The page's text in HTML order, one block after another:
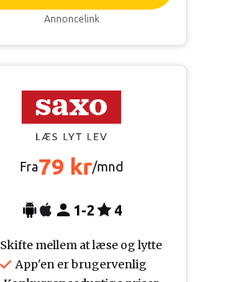
Annoncelink
Fra79 kr/mnd
1-2 4
Skifte mellem at læse og lytte
App'en er brugervenlig